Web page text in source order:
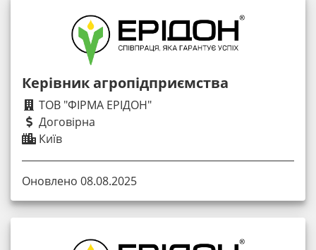
Керівник агропідприємства
ТОВ "ФІРМА ЕРІДОН"
Договірна
Київ
Оновлено 08.08.2025